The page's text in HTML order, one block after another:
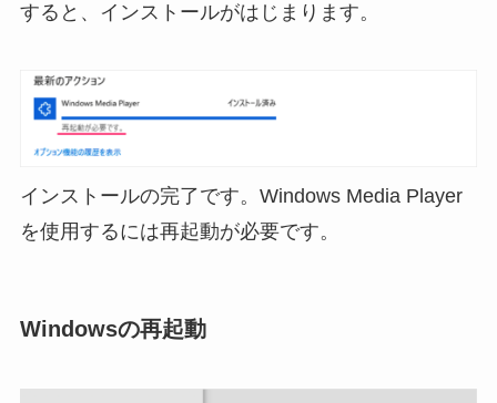
すると、インストールがはじまります。
インストールの完了です。Windows Media Player
を使用するには再起動が必要です。
Windowsの再起動